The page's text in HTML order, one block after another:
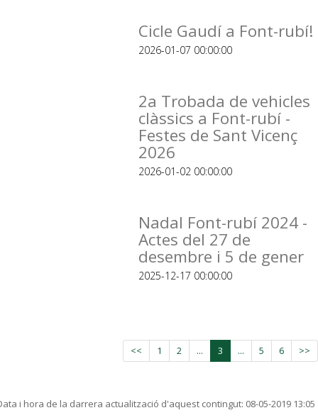
Cicle Gaudí a Font-rubí!
2026-01-07 00:00:00
2a Trobada de vehicles
clàssics a Font-rubí -
Festes de Sant Vicenç
2026
2026-01-02 00:00:00
Nadal Font-rubí 2024 -
Actes del 27 de
desembre i 5 de gener
2025-12-17 00:00:00
<< 1 2 ... 3 ... 5 6 >>
i hora de la darrera actualització d'aquest contingut: 08-05-2019 13:05